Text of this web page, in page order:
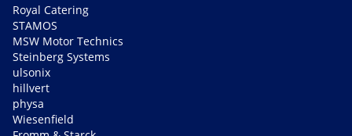
Royal Catering
STAMOS
MSW Motor Technics
Steinberg Systems
ulsonix
hillvert
physa
Wiesenfield